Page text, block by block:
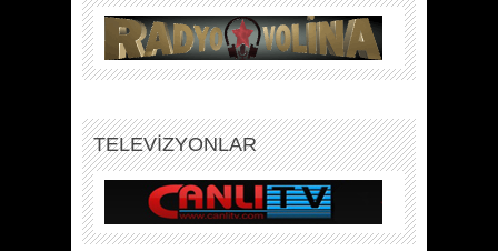
TELEVİZYONLAR